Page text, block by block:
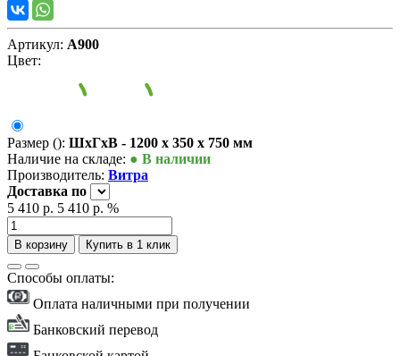
Артикул: А900
Цвет:
Размер (): ШxГxВ - 1200 x 350 x 750 мм
Наличие на складе: ● В наличии
Производитель: Витра
Доставка по
5 410 р. 5 410 р. %
В корзину Купить в 1 клик
Способы оплаты:
Оплата наличными при получении
Банковский перевод